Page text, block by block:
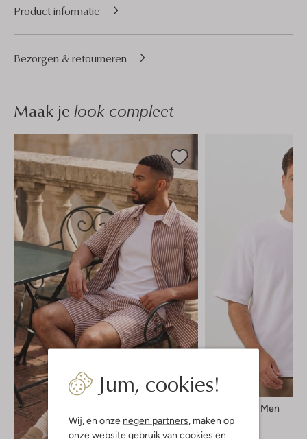
Jum, cookies!
Wij, en onze negen partners, maken op
onze website gebruik van cookies en
Product informatie
Bezorgen & retourneren
Maak je look compleet
Selected Men
T-shirt
€ 29,99